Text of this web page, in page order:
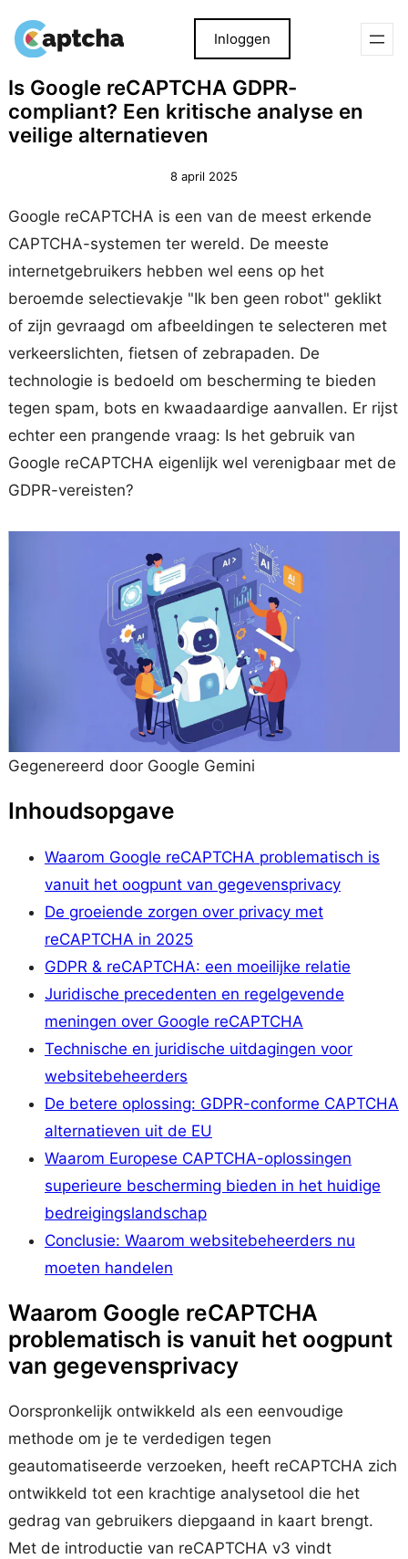
naar
inhoud
naar
inhoud
Inloggen
Is Google reCAPTCHA GDPR-
compliant? Een kritische analyse en
veilige alternatieven
8 april 2025
Google reCAPTCHA is een van de meest erkende
CAPTCHA-systemen ter wereld. De meeste
internetgebruikers hebben wel eens op het
beroemde selectievakje "Ik ben geen robot" geklikt
of zijn gevraagd om afbeeldingen te selecteren met
verkeerslichten, fietsen of zebrapaden. De
technologie is bedoeld om bescherming te bieden
tegen spam, bots en kwaadaardige aanvallen. Er rijst
echter een prangende vraag: Is het gebruik van
Google reCAPTCHA eigenlijk wel verenigbaar met de
GDPR-vereisten?
Gegenereerd door Google Gemini
Inhoudsopgave
Waarom Google reCAPTCHA problematisch is
vanuit het oogpunt van gegevensprivacy
De groeiende zorgen over privacy met
reCAPTCHA in 2025
GDPR & reCAPTCHA: een moeilijke relatie
Juridische precedenten en regelgevende
meningen over Google reCAPTCHA
Technische en juridische uitdagingen voor
websitebeheerders
De betere oplossing: GDPR-conforme CAPTCHA
alternatieven uit de EU
Waarom Europese CAPTCHA-oplossingen
superieure bescherming bieden in het huidige
bedreigingslandschap
Conclusie: Waarom websitebeheerders nu
moeten handelen
Waarom Google reCAPTCHA
problematisch is vanuit het oogpunt
van gegevensprivacy
Oorspronkelijk ontwikkeld als een eenvoudige
methode om je te verdedigen tegen
geautomatiseerde verzoeken, heeft reCAPTCHA zich
ontwikkeld tot een krachtige analysetool die het
gedrag van gebruikers diepgaand in kaart brengt.
Met de introductie van reCAPTCHA v3 vindt